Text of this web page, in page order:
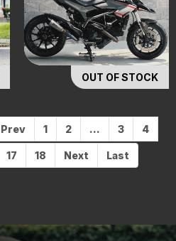
OUT OF STOCK
Prev 1 2 ... 3 4
17 18 Next Last